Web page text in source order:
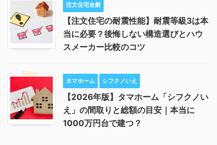
注文住宅全般
【注文住宅の耐震性能】耐震等級3は本
当に必要？後悔しない構造選びとハウ
スメーカー比較のコツ
タマホーム シフクノいえ
【2026年版】タマホーム「シフクノい
え」の間取りと総額の目安｜本当に
1000万円台で建つ？